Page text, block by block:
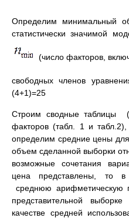
Определим минимальный
статистически значимой
(число факторов,
свободных членов
(4+1)=25
Строим сводные таблицы
факторов (табл. 1 и
определим средние цены
объем сделанной выборки
возможные сочетания
цена представлены, то в
среднюю арифметическую
представительной
качестве средней